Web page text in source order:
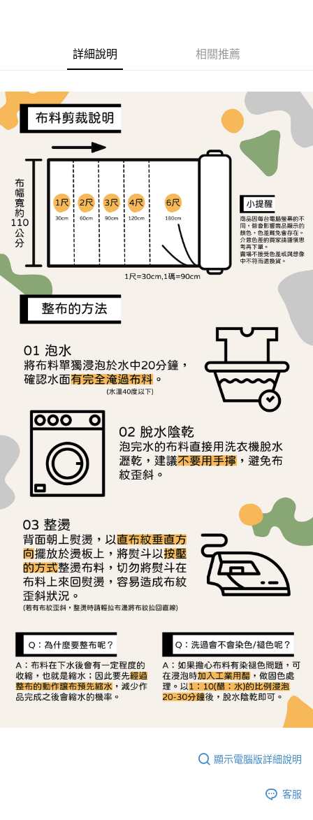
3.實際核准額度、可分期數及費用金額請依後續交易確認頁面所載為準。
4.訂單成立30分鐘內，如未前往確認交易或遇審核未通過，訂單將自動取
法說明評估內容。
【繳款方式說明】
1.分期款項不併入電信帳單，「大哥付你分期」於每月結算日後寄送繳費提
醒簡訊。
2.透過簡訊連結打開帳單後，可選擇「超商條碼／台灣大直營門市／銀行轉
帳／街口支付／iPASS MONEY」等通路繳費。
【注意事項】
1.本服務係由「台灣大哥大股份有限公司」（以下簡稱本公司）所提供，讓
用戶於交易時，得透過本服務購買商品或服務，並由商店將買賣／分期付款
買賣價金債權讓與本公司後，依約使用本公司帳單繳交帳款。
2.基於同意付款使用「大哥付你分期」之契約關係目的，商店將以您的個人
資料（包含姓名、電話或地址）提供予台灣大哥大進項蒐集、處理及利用，
由本公司與您本人進行分期帳單所需資料之確認、核對及更正。
3.完整用戶服務條款，請詳閱以下連結： https://oppay.tw/userRule
AFTEE先享後付是「在收到商品之後才付款」的支付方式。 讓您購物簡單
３．安心：先確認商品／服務後，再付款。
【「AFTEE先享後付」結帳流程】
１．於結帳方式選擇「AFTEE先享後付」後，將跳轉至「AFTEE先享後付」
結帳頁面，進行簡訊認證並確認金額後，即可完成結帳。
２．訂單成立數日內，您將收到繳費通知簡訊。
３．收到繳費通知簡訊後14天內，點擊此簡訊中的連結，可透過四大超商／
ATM／網路銀行／等多元方式進行付款，方視為交易完成。
※ 請注意：結帳手續完成當下不需立刻繳費，但若您需要取消訂單，請聯絡
購買商品的店家。未經商家同意取消之訂單仍視為有效，需透過AFTEE先享
後付繳納相關費用。
※ 交易是否成功請以「AFTEE先享後付 」之結帳頁面顯示為準，若有關於
是否繳費成功／繳費後需取消欲退款等相關疑問，請聯繫「AFTEE先享後付
客戶支援中心」https://netprotections.freshdesk.com/support/home
【注意事項】
１．透過由恩沛科技股份有限公司提供之「AFTEE先享後付」服務完成之交
易，需依本服務之必要範圍內提供個人資料，並將交易相關給付款項請求債
權轉讓予恩沛科技股份有限公司。
https://aftee.tw/terms/#terms3
３．未成年的使用者請事先徵得法定代理人或監護人之同意方可使用
「AFTEE先享後付」，若未經同意申辦者引起之損失，本公司不負相關責
４．使用「AFTEE先享後付」時，將依據個別帳號之用戶狀況，依本公司即
時審查核予不同之上限額度；若仍有額度不足之情形，本公司將視審查結果
請求用戶進行身份認證。
５．嚴禁一人註冊多個帳號或使用他人資訊註冊。若發現惡意使用之情形，
恩沛科技股份有限公司將有權停止該用戶之使用額度並採取法律行動。
全家取貨付款
每筆NT$65，滿NT$1,500(含以上)免運費
7-11取貨付款
每筆NT$65，滿NT$1,500(含以上)免運費
宅配
每筆NT$150，滿NT$1,500(含以上)免運費
離島宅配
詳細說明 相關推薦
顯示電腦版詳細說明
客服